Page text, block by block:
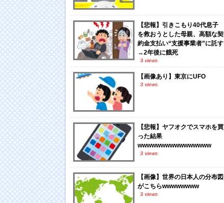
【悲報】引きこもり40代息子
を救おうとした母親、高額な契
約金支払い“支援事業者”に託す
→2年後に餓死
3 views
【画像あり】東京にUFO
3 views
【悲報】ヤフオクでスマホを買
った結果
wwwwwwwwwwwwwwww
3 views
【画像】世界の日本人の分布図
がこちらwwwwwwww
3 views